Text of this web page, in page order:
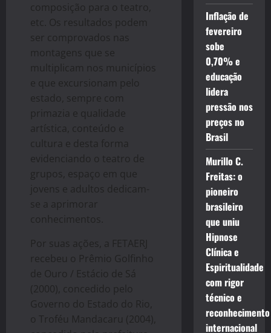
composição para o teatro,
etc. Os resultados podem
ser comprovados nas
montagens que se
multiplicam nos municípios
e que excursionam pelo
estado, sempre com
primazia e qualidade
artística, conteúdo e
cultura e desta forma
evidenciando o teatro de
grupos, espaço em que
jovens e adultos dedicam-
se a aprimorar
conhecimentos.
Por suas ações, a FETAERJ
recebeu o Prêmio Golfinho
de Ouro / Estácio de Sá
(2000), concedido pelo
Governo do Estado do Rio,
o Troféu Mandacaru (2004),
Inflação de
fevereiro
sobe
0,70% e
educação
lidera
pressão nos
preços no
Brasil
Murillo C.
Freitas: o
pioneiro
brasileiro
que uniu
Hipnose
Clínica e
Espiritualidade
com rigor
técnico e
reconhecimento
internacional